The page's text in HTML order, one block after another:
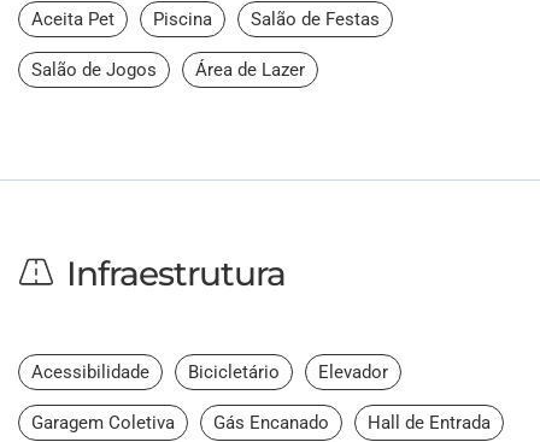
Aceita Pet Piscina Salão de Festas
Salão de Jogos Área de Lazer
Infraestrutura
Acessibilidade Bicicletário Elevador
Garagem Coletiva Gás Encanado Hall de Entrada